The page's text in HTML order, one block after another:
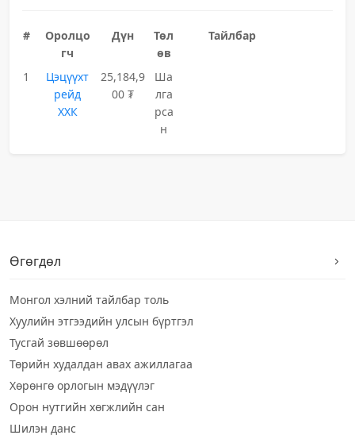
#
Оролцо
гч
Дүн
Төл
өв
Тайлбар
1
Цэцүүхт
рейд
ХХК
25,184,9
00 ₮
Ша
лга
рса
н
Өгөгдөл
Монгол хэлний тайлбар толь
Хуулийн этгээдийн улсын бүртгэл
Тусгай зөвшөөрөл
Төрийн худалдан авах ажиллагаа
Хөрөнгө орлогын мэдүүлэг
Орон нутгийн хөгжлийн сан
Шилэн данс